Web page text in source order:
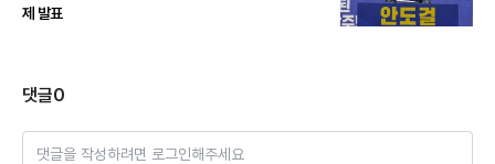
제 발표
댓글0
댓글을 작성하려면 로그인해주세요